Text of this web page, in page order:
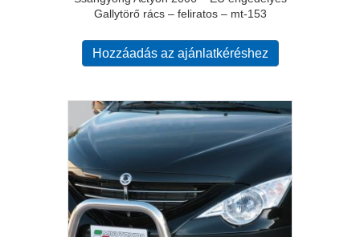
Gallytörő rács – feliratos – mt-153
Hozzáadás az ajánlatkéréshez